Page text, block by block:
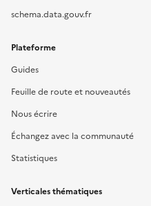
schema.data.gouv.fr
Plateforme
Guides
Feuille de route et nouveautés
Nous écrire
Échangez avec la communauté
Statistiques
Verticales thématiques